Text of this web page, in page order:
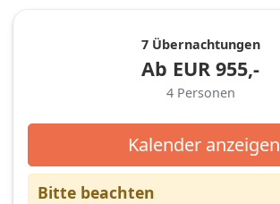
7 Übernachtungen
Ab EUR 955,-
4 Personen
Kalender anzeigen
Bitte beachten